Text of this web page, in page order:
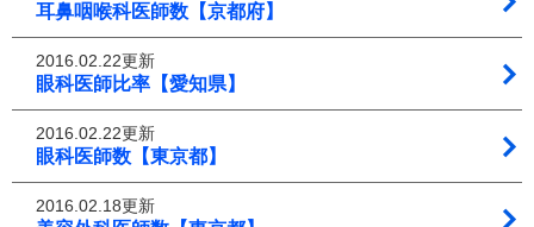
耳鼻咽喉科医師数【京都府】
2016.02.22更新
眼科医師比率【愛知県】
2016.02.22更新
眼科医師数【東京都】
2016.02.18更新